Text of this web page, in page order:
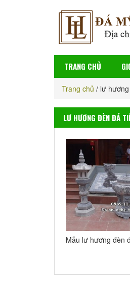
TRANG CHỦ
Trang chủ / lư
LƯ HƯƠNG ĐÈN ĐÁ
Mẫu lư hương đèn